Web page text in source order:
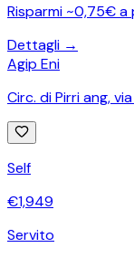
Risparmi ~0,75€ a
Dettagli →
Agip Eni
Circ. di Pirri ang,
Self
€1,949
Servito